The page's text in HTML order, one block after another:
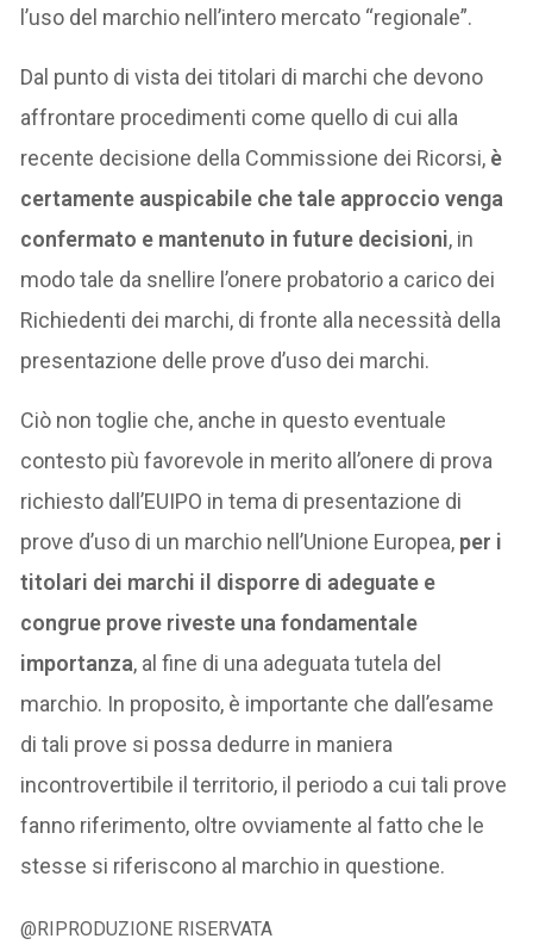
l’uso del marchio nell’intero mercato “regionale”.
Dal punto di vista dei titolari di marchi che devono
affrontare procedimenti come quello di cui alla
recente decisione della Commissione dei Ricorsi, è
certamente auspicabile che tale approccio venga
confermato e mantenuto in future decisioni, in
modo tale da snellire l’onere probatorio a carico dei
Richiedenti dei marchi, di fronte alla necessità della
presentazione delle prove d’uso dei marchi.
Ciò non toglie che, anche in questo eventuale
contesto più favorevole in merito all’onere di prova
richiesto dall’EUIPO in tema di presentazione di
prove d’uso di un marchio nell’Unione Europea, per i
titolari dei marchi il disporre di adeguate e
congrue prove riveste una fondamentale
importanza, al fine di una adeguata tutela del
marchio. In proposito, è importante che dall’esame
di tali prove si possa dedurre in maniera
incontrovertibile il territorio, il periodo a cui tali prove
fanno riferimento, oltre ovviamente al fatto che le
stesse si riferiscono al marchio in questione.
@RIPRODUZIONE RISERVATA